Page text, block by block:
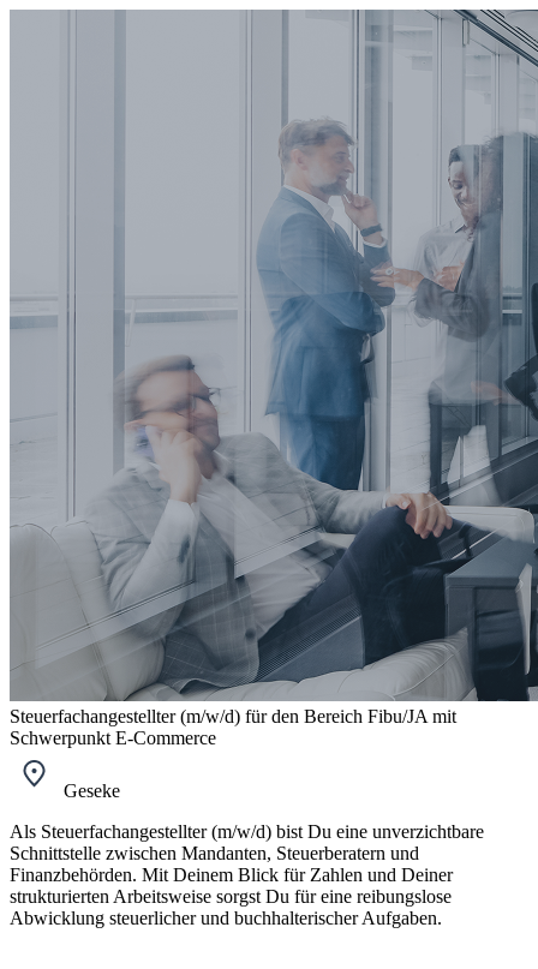
Steuerfachangestellter (m/w/d) für den Bereich Fibu/JA mit
Schwerpunkt E-Commerce
Geseke
Als Steuerfachangestellter (m/w/d) bist Du eine unverzichtbare
Schnittstelle zwischen Mandanten, Steuerberatern und
Finanzbehörden. Mit Deinem Blick für Zahlen und Deiner
strukturierten Arbeitsweise sorgst Du für eine reibungslose
Abwicklung steuerlicher und buchhalterischer Aufgaben.